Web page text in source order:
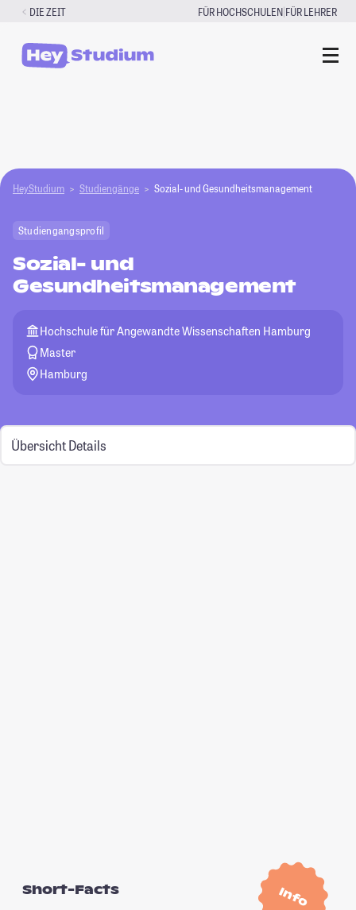
Zum
springen
DIE ZEIT FÜR HOCHSCHULEN|FÜR LEHRER
HeyStudium Studiengänge Sozial- und Gesundheitsmanagement
Studiengangsprofil
Sozial- und
Gesundheitsmanagement
Hochschule für Angewandte Wissenschaften Hamburg
Master
Hamburg
Übersicht Details
Info
Short-Facts